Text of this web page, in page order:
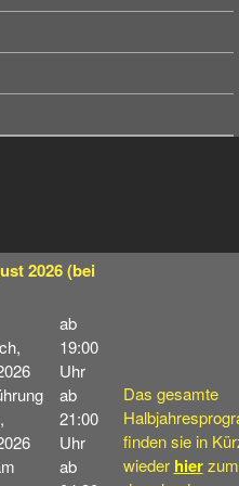
2026(bei
ab
19:00
Uhr
ab
21:00
Uhr
ab
Das gesamte
finden sie in
wieder hierzum